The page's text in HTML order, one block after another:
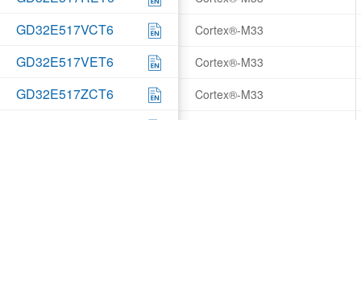
GD32E517VCT6 Cortex®-M33
GD32E517VET6 Cortex®-M33
GD32E517ZCT6 Cortex®-M33